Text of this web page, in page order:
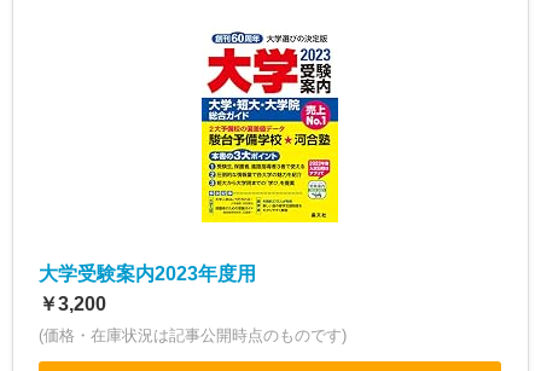
大学受験案内2023年度用
￥3,200
(価格・在庫状況は記事公開時点のものです)